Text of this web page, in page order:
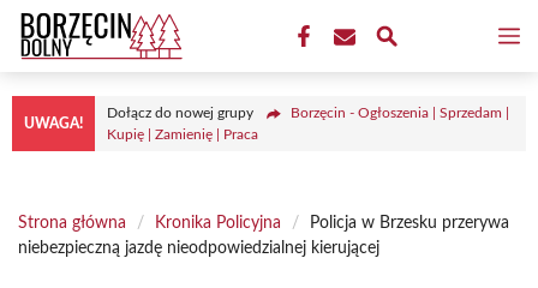
Przejdź
treści
UWAGA!
Dołącz do nowej grupy
Borzęcin - Ogłoszenia | Sprzedam |
Kupię | Zamienię | Praca
Strona główna / Kronika Policyjna /
Policja w Brzesku przerywa
niebezpieczną jazdę nieodpowiedzialnej kierującej